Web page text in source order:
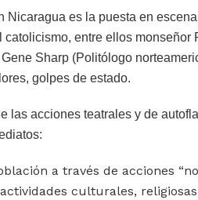
Nicaragua es la puesta en
entre ellos monseñor
Sharp (Politólogo
golpes de estado.
las acciones teatrales y de
a través de acciones
culturales,